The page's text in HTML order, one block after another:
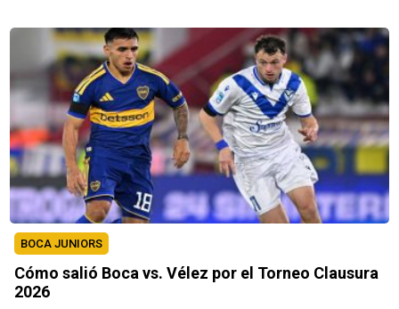
BOCA JUNIORS
Cómo salió Boca vs. Vélez por el Torneo Clausura
2026